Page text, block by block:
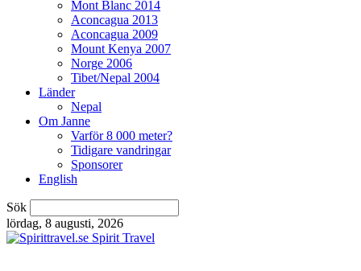
Mont Blanc 2014
Aconcagua 2013
Aconcagua 2009
Mount Kenya 2007
Norge 2006
Tibet/Nepal 2004
Länder
Nepal
Om Janne
Varför 8 000 meter?
Tidigare vandringar
Sponsorer
English
Sök
lördag, 8 augusti, 2026
Spirit Travel